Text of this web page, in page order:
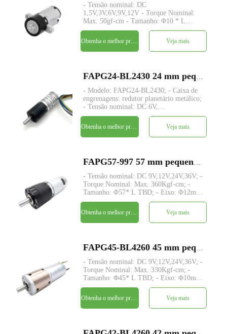
- Tensão nominal: DC
1,5V,3V,6V,9V,12V - Torque Nominal:
Max. 50gf-cm - Tamanho: Φ10 * L
10mm - Eixo: +; Corte em D; pinhão -
Codificador: Codificador magnético -
quantidade mínima: 500 peças
Veja mais
- Modelo: FAPG24-BL2430; - Caixa de
engrenagens: redutor planetário metálico;
- Tensão nominal: DC 6V,
9V,12V,24V,36V; - Torque Nominal:
Max. 15Kgf-cm; - Tamanho: Φ24* L
TBD; - Eixo: eixo de transmissão
concêntrico, Φ6mm D-cut 0,5mm,
Veja mais
- Tensão nominal: DC 9V,12V,24V,36V; -
Torque Nominal: Max. 360Kgf-cm; -
Tamanho: Φ57* L TBD; - Eixo: Φ12mm
D-cut 4mm, personalizado; - Codificador:
Codificador magnético; - quantidade
mínima: 500 peças
Veja mais
- Tensão nominal: DC 9V,12V,24V,36V; -
Torque Nominal: Max. 330Kgf-cm; -
Tamanho: Φ45* L TBD; - Eixo: Φ10mm
D-cut 2mm; - Controle: Placa de driver
integrada com sensores de hall; -
quantidade mínima: 500 peças
Veja mais